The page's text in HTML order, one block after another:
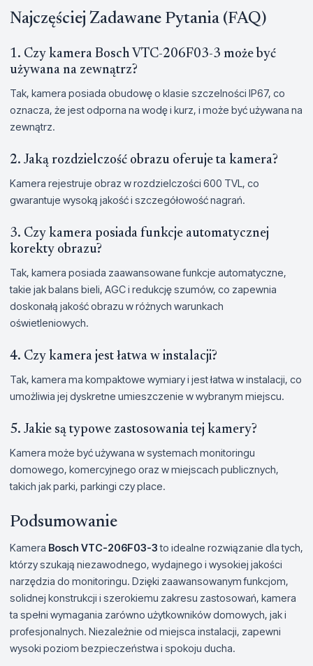
Najczęściej Zadawane Pytania (FAQ)
1. Czy kamera Bosch VTC-206F03-3 może być
używana na zewnątrz?
Tak, kamera posiada obudowę o klasie szczelności IP67, co
oznacza, że jest odporna na wodę i kurz, i może być używana na
zewnątrz.
2. Jaką rozdzielczość obrazu oferuje ta kamera?
Kamera rejestruje obraz w rozdzielczości 600 TVL, co
gwarantuje wysoką jakość i szczegółowość nagrań.
3. Czy kamera posiada funkcje automatycznej
korekty obrazu?
Tak, kamera posiada zaawansowane funkcje automatyczne,
takie jak balans bieli, AGC i redukcję szumów, co zapewnia
doskonałą jakość obrazu w różnych warunkach
oświetleniowych.
4. Czy kamera jest łatwa w instalacji?
Tak, kamera ma kompaktowe wymiary i jest łatwa w instalacji, co
umożliwia jej dyskretne umieszczenie w wybranym miejscu.
5. Jakie są typowe zastosowania tej kamery?
Kamera może być używana w systemach monitoringu
domowego, komercyjnego oraz w miejscach publicznych,
takich jak parki, parkingi czy place.
Podsumowanie
Kamera Bosch VTC-206F03-3to idealne rozwiązanie dla tych,
którzy szukają niezawodnego, wydajnego i wysokiej jakości
narzędzia do monitoringu. Dzięki zaawansowanym funkcjom,
solidnej konstrukcji i szerokiemu zakresu zastosowań, kamera
ta spełni wymagania zarówno użytkowników domowych, jak i
profesjonalnych. Niezależnie od miejsca instalacji, zapewni
wysoki poziom bezpieczeństwa i spokoju ducha.